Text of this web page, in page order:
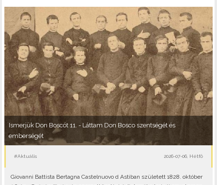
Ismerjük Don Boscót 11. - Láttam Don Bosco szentségét és
emberségét
#Aktuális 2026-07-06, Hétfő
Giovanni Battista Bertagna Castelnuovo d Astiban született 1828. október